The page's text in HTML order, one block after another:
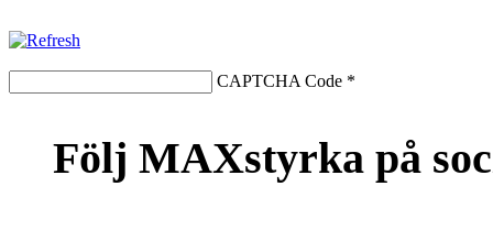
CAPTCHA Code *
Följ MAXstyrka på